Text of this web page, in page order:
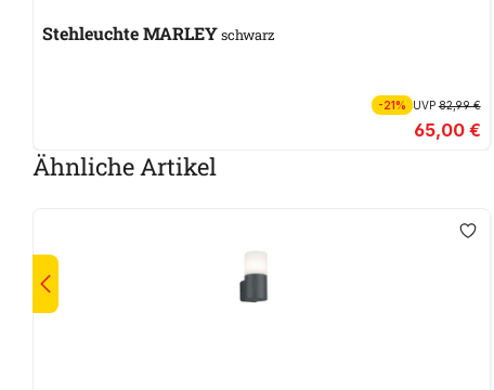
Stehleuchte MARLEYschwarz
-21% UVP82,99 €
65,00 €
Ähnliche Artikel